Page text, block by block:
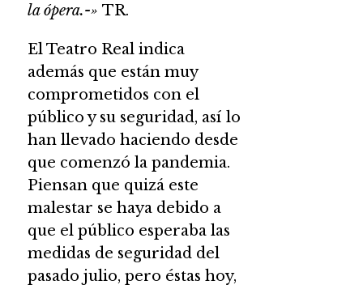
la ópera.-» TR.
El Teatro Real indica
además que están muy
comprometidos con el
público y su seguridad, así lo
han llevado haciendo desde
que comenzó la pandemia.
Piensan que quizá este
malestar se haya debido a
que el público esperaba las
medidas de seguridad del
pasado julio, pero éstas hoy,